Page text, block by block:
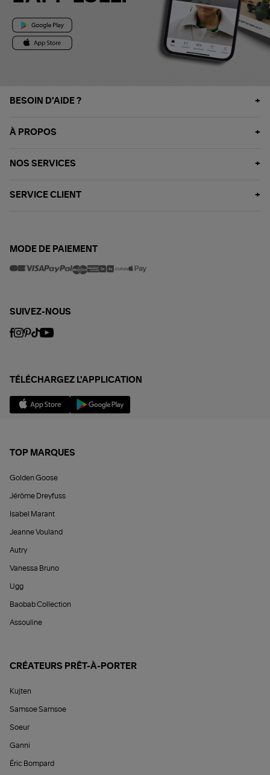
BESOIN D'AIDE ?
À PROPOS
NOS SERVICES
SERVICE CLIENT
MODE DE PAIEMENT
SUIVEZ-NOUS
TÉLÉCHARGEZ L'APPLICATION
TOP MARQUES
Golden Goose
Jérôme Dreyfuss
Isabel Marant
Jeanne Vouland
Autry
Vanessa Bruno
Ugg
Baobab Collection
Assouline
CRÉATEURS PRÊT-À-PORTER
Kujten
Samsoe Samsoe
Soeur
Ganni
Éric Bompard